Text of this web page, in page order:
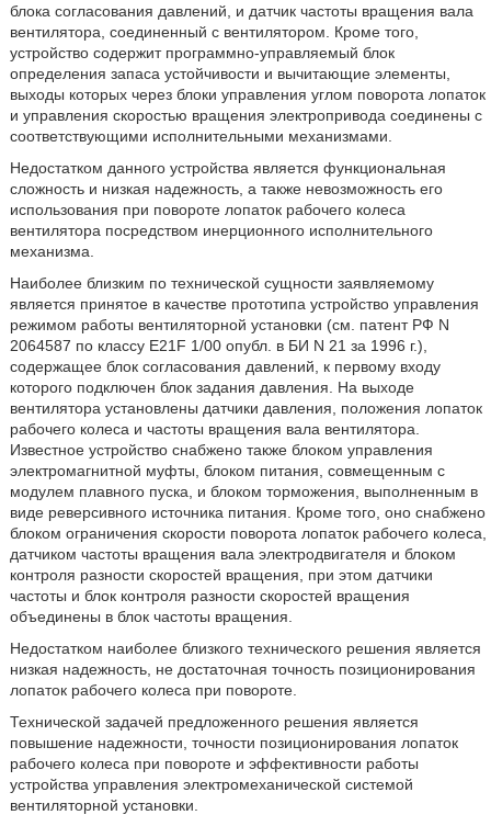
блока согласования давлений, и датчик частоты вращения вала
вентилятора, соединенный с вентилятором. Кроме того,
устройство содержит программно-управляемый блок
определения запаса устойчивости и вычитающие элементы,
выходы которых через блоки управления углом поворота лопаток
и управления скоростью вращения электропривода соединены с
соответствующими исполнительными механизмами.
Недостатком данного устройства является функциональная
сложность и низкая надежность, а также невозможность его
использования при повороте лопаток рабочего колеса
вентилятора посредством инерционного исполнительного
механизма.
Наиболее близким по технической сущности заявляемому
является принятое в качестве прототипа устройство управления
режимом работы вентиляторной установки (см. патент РФ N
2064587 по классу E21F 1/00 опубл. в БИ N 21 за 1996 г.),
содержащее блок согласования давлений, к первому входу
которого подключен блок задания давления. На выходе
вентилятора установлены датчики давления, положения лопаток
рабочего колеса и частоты вращения вала вентилятора.
Известное устройство снабжено также блоком управления
электромагнитной муфты, блоком питания, совмещенным с
модулем плавного пуска, и блоком торможения, выполненным в
виде реверсивного источника питания. Кроме того, оно снабжено
блоком ограничения скорости поворота лопаток рабочего колеса,
датчиком частоты вращения вала электродвигателя и блоком
контроля разности скоростей вращения, при этом датчики
частоты и блок контроля разности скоростей вращения
объединены в блок частоты вращения.
Недостатком наиболее близкого технического решения является
низкая надежность, не достаточная точность позиционирования
лопаток рабочего колеса при повороте.
Технической задачей предложенного решения является
повышение надежности, точности позиционирования лопаток
рабочего колеса при повороте и эффективности работы
устройства управления электромеханической системой
вентиляторной установки.